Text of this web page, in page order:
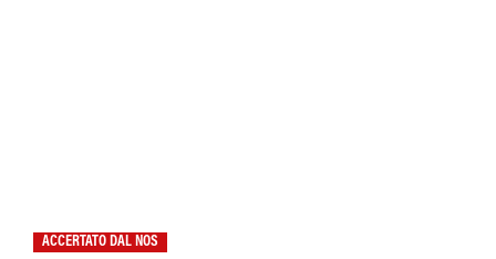
ACCERTATO DAL NOS